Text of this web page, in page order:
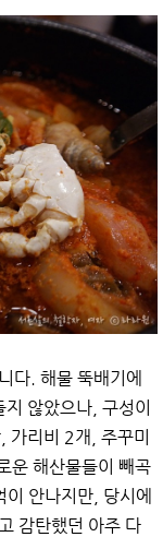
다. 해물 뚝배기에
않았으나, 구성이
리비 2개, 주꾸미
운 해산물들이 빼곡
안나지만, 당시에
감탄했던 아주 다